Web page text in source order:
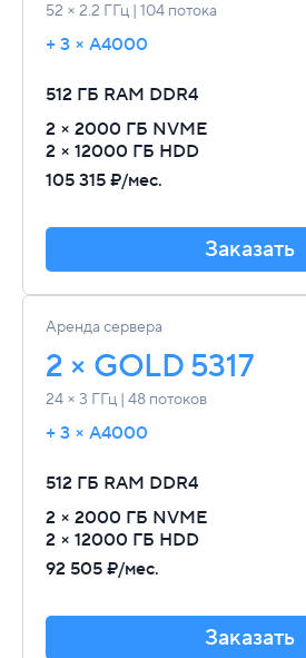
52 × 2.2 ГГц | 104 потока
512 ГБ RAM DDR4
2 × 2000 ГБ NVME
2 × 12000 ГБ HDD
105 315 ₽/мес.
Заказать
+ 3 × A4000
Аренда сервера
2 × GOLD 5317
24 × 3 ГГц | 48 потоков
512 ГБ RAM DDR4
2 × 2000 ГБ NVME
2 × 12000 ГБ HDD
92 505 ₽/мес.
Заказать
+ 3 × A4000